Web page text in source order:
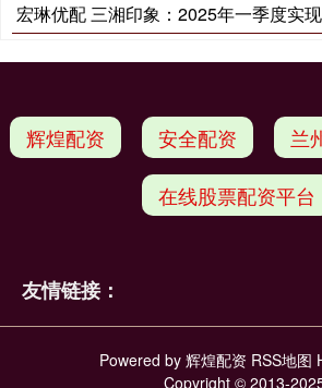
宏琳优配 三湘印象：2025年一季度实
辉煌配资 安全配资 兰
在线股票配资平台
友情链接：
Powered by 辉煌配资 RSS地图
Copyright © 2013-